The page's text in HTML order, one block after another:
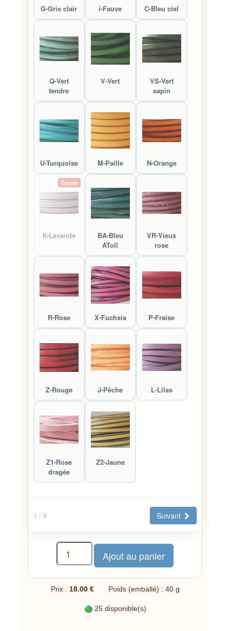
G-Gris clair i-Fauve C-Bleu ciel
Q-Vert
tendre
V-Vert
VS-Vert
sapin
U-Turquoise M-Paille N-Orange
K-Lavande
Épuisé
BA-Bleu
AToll
VR-Vieux
rose
R-Rose X-Fuchsia P-Fraise
Z-Rouge J-Pêche L-Lilas
Z1-Rose
dragée
Z2-Jaune
1 / 6 Suivant
Prix : 18.00 € Poids (emballé) : 40 g
25 disponible(s)